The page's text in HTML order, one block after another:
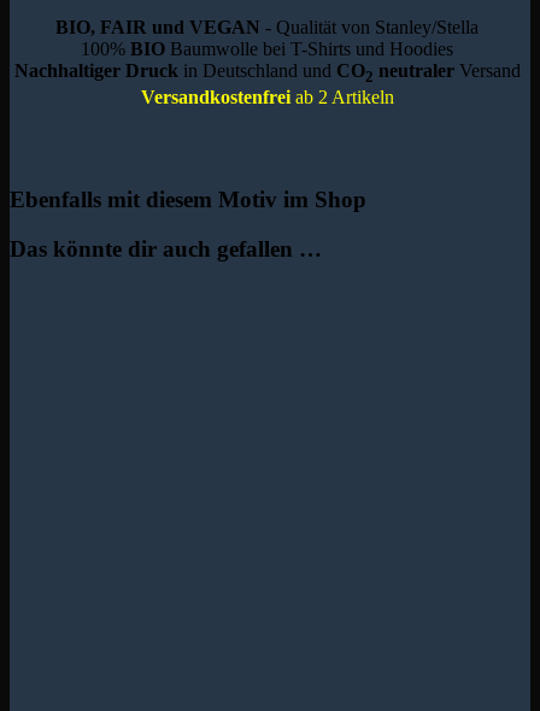
BIO, FAIR und VEGAN - Qualität von Stanley/Stella
100%BIO Baumwolle bei T-Shirts und Hoodies
Nachhaltiger Druck in Deutschland und CO2 neutraler Versand
Versandkostenfreiab 2 Artikeln
Ebenfalls mit diesem Motiv im Shop
Das könnte dir auch gefallen …